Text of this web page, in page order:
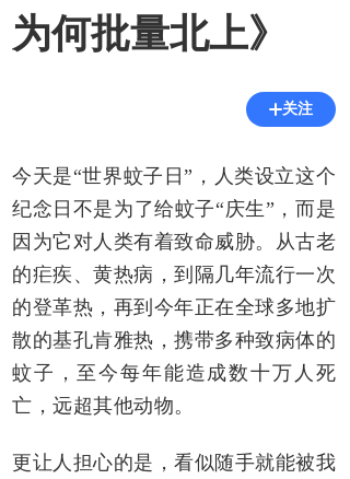
为何批量北上》
关注
今天是“世界蚊子日”，人类设立这个
纪念日不是为了给蚊子“庆生”，而是
因为它对人类有着致命威胁。从古老
的疟疾、黄热病，到隔几年流行一次
的登革热，再到今年正在全球多地扩
散的基孔肯雅热，携带多种致病体的
蚊子，至今每年能造成数十万人死
亡，远超其他动物。
更让人担心的是，看似随手就能被我